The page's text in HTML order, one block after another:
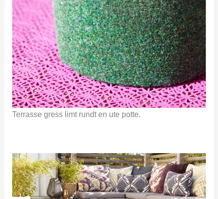
Terrasse gress limt rundt en ute potte.